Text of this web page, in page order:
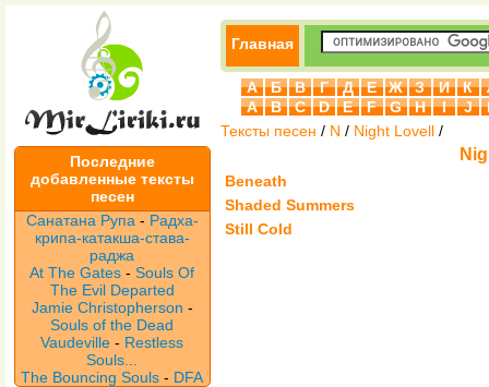
Последние
добавленные тексты
песен
Санатана Рупа - Радха-
крипа-катакша-става-
раджа
At The Gates -Souls Of
The Evil Departed
Jamie Christopherson -
Souls of the Dead
Vaudeville- Restless
Souls...
The Bouncing Souls - DFA
Главная
А Б В Г Д Е Ж З И К
A
B C D E F G H I J
Тексты песен / N / Night Lovell /
Beneath
Shaded Summers
Still Cold